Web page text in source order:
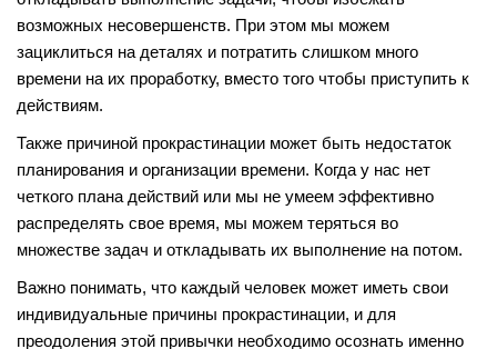
возможных несовершенств. При этом мы можем
зациклиться на деталях и потратить слишком много
времени на их проработку, вместо того чтобы приступить к
действиям.
Также причиной прокрастинации может быть недостаток
планирования и организации времени. Когда у нас нет
четкого плана действий или мы не умеем эффективно
распределять свое время, мы можем теряться во
множестве задач и откладывать их выполнение на потом.
Важно понимать, что каждый человек может иметь свои
индивидуальные причины прокрастинации, и для
преодоления этой привычки необходимо осознать именно